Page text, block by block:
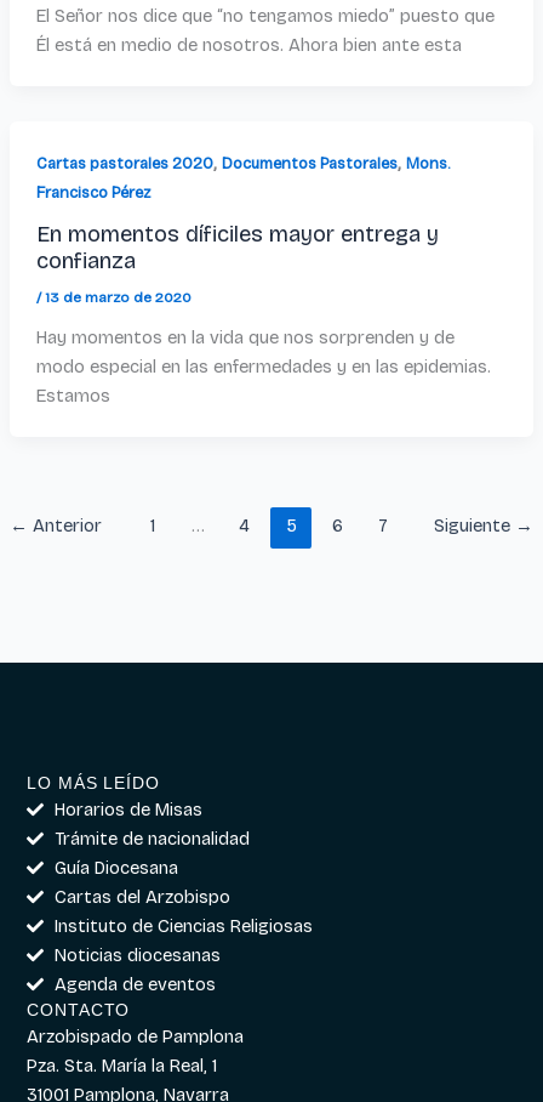
El Señor nos dice que “no tengamos miedo” puesto que
Él está en medio de nosotros. Ahora bien ante esta
Cartas pastorales 2020, Documentos Pastorales, Mons.
Francisco Pérez
En momentos díficiles mayor entrega y
confianza
/13 de marzo de 2020
Hay momentos en la vida que nos sorprenden y de
modo especial en las enfermedades y en las epidemias.
Estamos
← Anterior 1 … 4 5 6 7 Siguiente →
LO MÁS LEÍDO
Horarios de Misas
Trámite de nacionalidad
Guía Diocesana
Cartas del Arzobispo
Instituto de Ciencias Religiosas
Noticias diocesanas
Agenda de eventos
CONTACTO
Arzobispado de Pamplona
Pza. Sta. María la Real, 1
31001 Pamplona, Navarra